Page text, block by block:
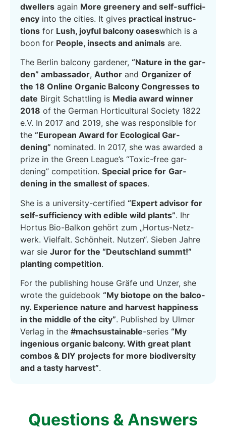
dwel­lers again More gree­n­ery and self-suf­fi­ci­
en­cy into the cities. It gives prac­ti­cal ins­truc­
tions for Lush, joyful bal­c­o­ny oaseswhich is a
boon for Peo­p­le, insects and ani­mals are.
The Ber­lin bal­c­o­ny gar­de­ner, “Natu­re in the gar­
den” ambassa­dor, Aut­hor and Orga­ni­zer of
the 18 Online Orga­nic Bal­c­o­ny Con­gres­ses to
date Bir­git Schatt­ling is Media award win­ner
2018 of the Ger­man Hor­ti­cul­tu­ral Socie­ty 1822
e.V. In 2017 and 2019, she was respon­si­ble for
the “Euro­pean Award for Eco­lo­gi­cal Gar­
dening” nomi­na­ted. In 2017, she was award­ed a
pri­ze in the Green League’s “Toxic-free gar­
dening” com­pe­ti­ti­on. Spe­cial pri­ce for Gar­
dening in the smal­lest of spaces.
She is a uni­ver­si­ty-cer­ti­fied “Expert advi­sor for
self-suf­fi­ci­en­cy with edi­ble wild plants”. Ihr
Hor­tus Bio-Bal­kon gehört zum „Hor­tus-Netz­
werk. Viel­falt. Schön­heit. Nut­zen“. Sie­ben Jah­re
war sie Juror for the “Deutsch­land summt!”
plan­ting com­pe­ti­ti­on.
For the publi­shing house Grä­fe und Unzer, she
wro­te the gui­de­book “My bio­to­pe on the bal­c­o­
ny. Expe­ri­ence natu­re and har­ve­st hap­pi­ness
in the midd­le of the city”. Published by Ulmer
Ver­lag in the #mach­s­us­tainable-series “My
inge­nious orga­nic bal­c­o­ny. With gre­at plant
com­bos & DIY pro­jects for more bio­di­ver­si­ty
and a tasty har­ve­st”.
Ques­ti­ons & Ans­wers